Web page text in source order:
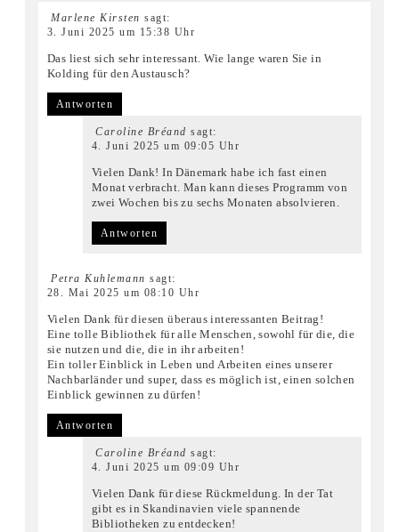
Marlene Kirsten sagt:
3. Juni 2025 um 15:38 Uhr
Das liest sich sehr interessant. Wie lange waren Sie in
Kolding für den Austausch?
Antworten
Caroline Bréand sagt:
4. Juni 2025 um 09:05 Uhr
Vielen Dank! In Dänemark habe ich fast einen
Monat verbracht. Man kann dieses Programm von
zwei Wochen bis zu sechs Monaten absolvieren.
Antworten
Petra Kuhlemann sagt:
28. Mai 2025 um 08:10 Uhr
Vielen Dank für diesen überaus interessanten Beitrag!
Eine tolle Bibliothek für alle Menschen, sowohl für die, die
sie nutzen und die, die in ihr arbeiten!
Ein toller Einblick in Leben und Arbeiten eines unserer
Nachbarländer und super, dass es möglich ist, einen solchen
Einblick gewinnen zu dürfen!
Antworten
Caroline Bréand sagt:
4. Juni 2025 um 09:09 Uhr
Vielen Dank für diese Rückmeldung. In der Tat
gibt es in Skandinavien viele spannende
Bibliotheken zu entdecken!